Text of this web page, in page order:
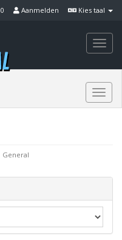
Kies taal
Aanmelden
0
General